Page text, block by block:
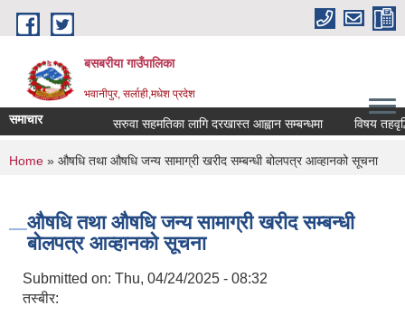
Skip to main content
बसबरीया गाउँपालिका
भवानीपुर, सर्लाही,मधेश प्रदेश
समाचार सरुवा सहमतिका लागि दरखास्त आह्वान सम्बन्धमा विषय तहवृद्धि
You are here
Home » औषधि तथा औषधि जन्य सामाग्री खरीद सम्बन्धी बोलपत्र आव्हानको सूचना
औषधि तथा औषधि जन्य सामाग्री खरीद सम्बन्धी
बोलपत्र आव्हानको सूचना
Submitted on: Thu, 04/24/2025 - 08:32
तस्बीर: